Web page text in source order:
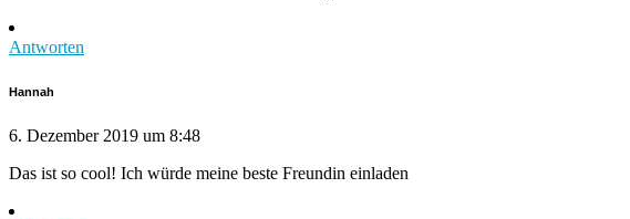
Antworten
Hannah
6. Dezember 2019 um 8:48
Das ist so cool! Ich würde meine beste Freundin einladen